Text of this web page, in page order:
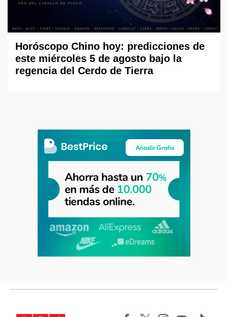
Horóscopo Chino hoy: predicciones de
este miércoles 5 de agosto bajo la
regencia del Cerdo de Tierra